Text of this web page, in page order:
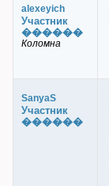
alexeyich
Участник
������
Коломна
SanyaS
Участник
������